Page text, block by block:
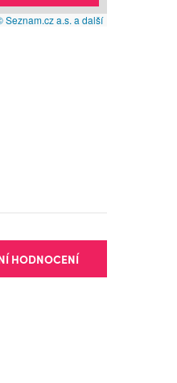
Seznam.cz a.s. a další
HODNOCENÍ